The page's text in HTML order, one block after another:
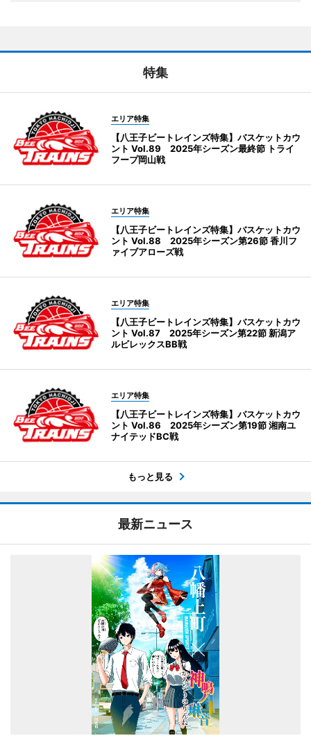
特集
エリア特集
【八王子ビートレインズ特集】バスケットカウ
ント Vol.89 2025年シーズン最終節 トライ
フープ岡山戦
エリア特集
【八王子ビートレインズ特集】バスケットカウ
ント Vol.88 2025年シーズン第26節 香川フ
ァイブアローズ戦
エリア特集
【八王子ビートレインズ特集】バスケットカウ
ント Vol.87 2025年シーズン第22節 新潟ア
ルビレックスBB戦
エリア特集
【八王子ビートレインズ特集】バスケットカウ
ント Vol.86 2025年シーズン第19節 湘南ユ
ナイテッドBC戦
もっと見る
最新ニュース